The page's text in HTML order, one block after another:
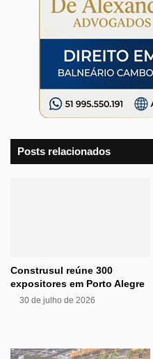
Posts relacionados
Construsul reúne 300
expositores em Porto Alegre
30 de julho de 2026